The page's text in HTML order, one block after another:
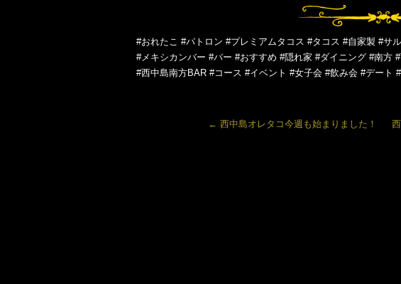
#おれたこ #パトロン #プレミアムタコス #タコス #自家製 #サ
#メキシカンバー #バー #おすすめ #隠れ家 #ダイニング #南方
#西中島南方BAR #コース #イベント #女子会 #飲み会 #デート
← 西中島オレタコ今週も始まりました！